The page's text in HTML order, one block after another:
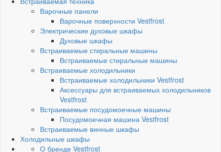
Варочные панели
Варочные поверхности Vestfrost
Электрические духовые шкафы
Духовые шкафы
Встраиваемые стиральные машины
Встраиваемые стиральные машины
Встраиваемые холодильники
Встраиваемые холодильники Vestfrost
Аксессуары для встраиваемых холодильников
Vestfrost
Встраиваемые посудомоечные машины
Посудомоечная машина Vestfrost
Встраиваемые винные шкафы
Холодильные шкафы
О бренде Vestfrost